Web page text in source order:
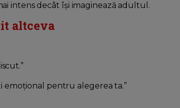
intens decât își imaginează adultul.
altceva
emoțional pentru alegerea ta.”